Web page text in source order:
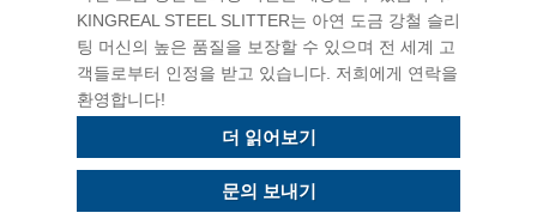
KINGREAL STEEL SLITTER는 아연 도금 강철 슬리
팅 머신의 높은 품질을 보장할 수 있으며 전 세계 고
객들로부터 인정을 받고 있습니다. 저희에게 연락을
환영합니다!
더 읽어보기
문의 보내기